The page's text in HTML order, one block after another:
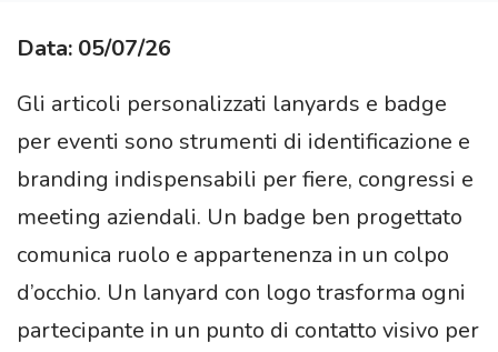
Data: 05/07/26
Gli articoli personalizzati lanyards e badge
per eventi sono strumenti di identificazione e
branding indispensabili per fiere, congressi e
meeting aziendali. Un badge ben progettato
comunica ruolo e appartenenza in un colpo
d’occhio. Un lanyard con logo trasforma ogni
partecipante in un punto di contatto visivo per